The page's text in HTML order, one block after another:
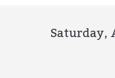
Saturday,